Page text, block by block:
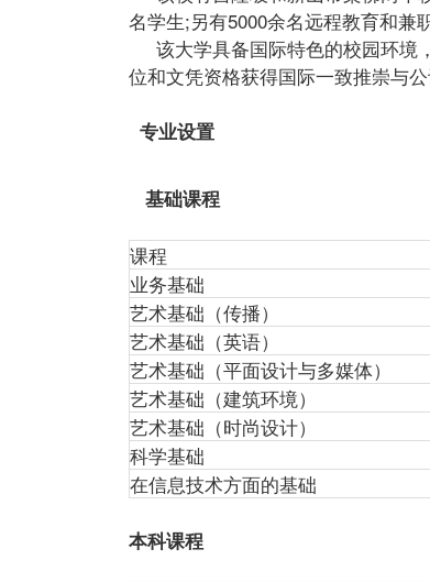
名学生;另有5000余名远程教育和兼
该大学具备国际特色的校园环境
位和文凭资格获得国际一致推崇与公
专业设置
基础课程
课程
业务基础
艺术基础（传播）
艺术基础（英语）
艺术基础（平面设计与多媒体）
艺术基础（建筑环境）
艺术基础（时尚设计）
科学基础
在信息技术方面的基础
本科课程